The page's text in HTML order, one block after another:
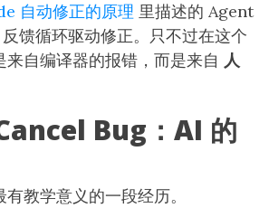
自动修正的原理 里描述的 Agent
馈循环驱动修正。只不过在这个
自编译器的报错，而是来自 人
Bug：AI 的
教学意义的一段经历。